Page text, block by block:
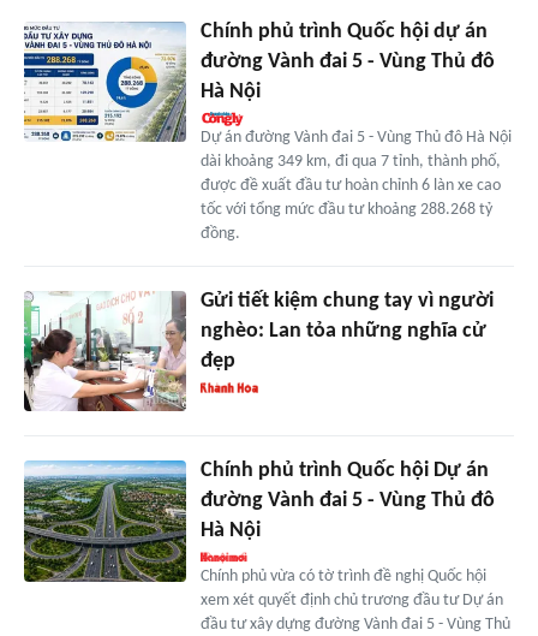
Chính phủ trình Quốc hội dự án
đường Vành đai 5 - Vùng Thủ đô
Hà Nội
Dự án đường Vành đai 5 - Vùng Thủ đô Hà Nội
dài khoảng 349 km, đi qua 7 tỉnh, thành phố,
được đề xuất đầu tư hoàn chỉnh 6 làn xe cao
tốc với tổng mức đầu tư khoảng 288.268 tỷ
đồng.
Gửi tiết kiệm chung tay vì người
nghèo: Lan tỏa những nghĩa cử
đẹp
Chính phủ trình Quốc hội Dự án
đường Vành đai 5 - Vùng Thủ đô
Hà Nội
Chính phủ vừa có tờ trình đề nghị Quốc hội
xem xét quyết định chủ trương đầu tư Dự án
đầu tư xây dựng đường Vành đai 5 - Vùng Thủ